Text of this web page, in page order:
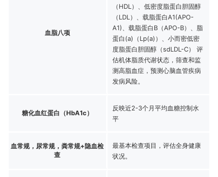
血脂八项
（HDL）、低密度脂蛋白胆固醇
（LDL）、载脂蛋白A1(APO-
A1)、载脂蛋白B（APO-B）、脂
蛋白(a)（Lp(a)）、小而密低密
度脂蛋白胆固醇（sdLDL-C） 评
估机体脂质代谢状态，筛查和监
测高脂血症，预测心脑血管疾病
发病风险。
糖化血红蛋白（HbA1c）
反映近2-3个月平均血糖控制水
平
血常规，尿常规，粪常规+隐血检
查
最基本检查项目，评估全身健康
状况。